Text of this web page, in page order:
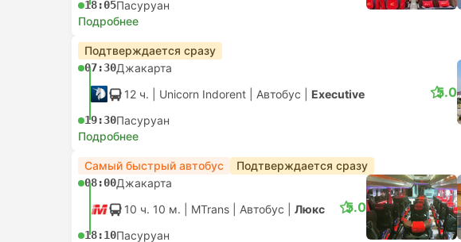
18:05Пасуруан
Подробнее
Подтверждается сразу
07:30Джакарта
12 ч. | Unicorn Indorent Автобус Executive
19:30Пасуруан
5.0
Подробнее
Самый быстрый автобус Подтверждается сразу
08:00Джакарта
10 ч. 10 м. | MTrans Автобус Люкс
18:10Пасуруан
5.0